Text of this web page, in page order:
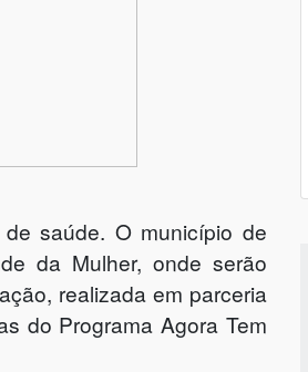
saúde. O município de
da Mulher, onde serão
realizada em parceria
do Programa Agora Tem